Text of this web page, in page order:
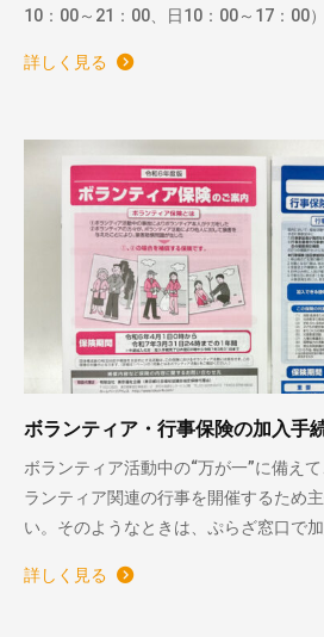
10：00～21：00、日10：00～17：00）
詳しく見る
ボランティア・行事保険の加入手
ボランティア活動中の“万が一”に備え
ランティア関連の行事を開催するため
い。そのようなときは、ぷらざ窓口で
詳しく見る